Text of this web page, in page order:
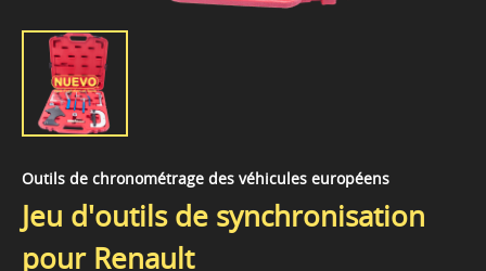
Outils de chronométrage des véhicules européens
Jeu d'outils de synchronisation
pour Renault